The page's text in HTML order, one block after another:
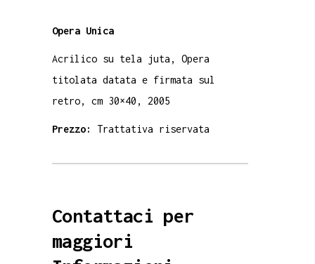
Opera Unica
Acrilico su tela juta, Opera
titolata datata e firmata sul
retro, cm 30×40, 2005
Prezzo: Trattativa riservata
Contattaci per
maggiori